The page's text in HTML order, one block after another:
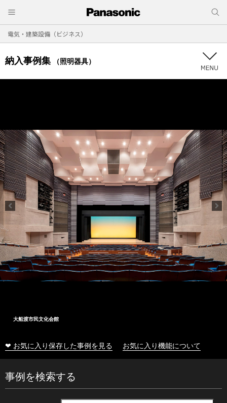
電気・建築設備（ビジネス）
納入事例集 （照明器具）
大船渡市民文化会館
❤ お気に入り保存した事例を見る お気に入り機能について
事例を検索する